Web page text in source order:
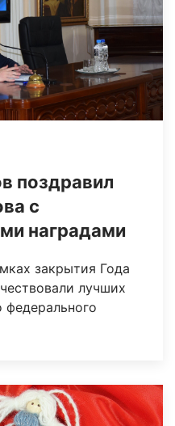
поздравил
с
наградами
закрытия Года
лучших
федерального